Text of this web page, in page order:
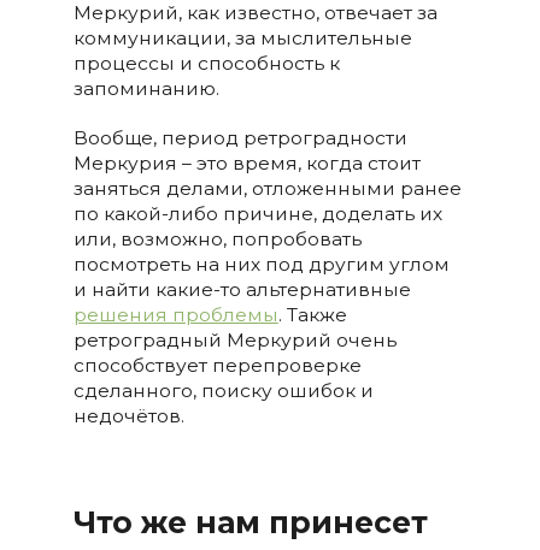
Меркурий, как известно, отвечает за
коммуникации, за мыслительные
процессы и способность к
запоминанию.
Вообще, период ретроградности
Меркурия – это время, когда стоит
заняться делами, отложенными ранее
по какой-либо причине, доделать их
или, возможно, попробовать
посмотреть на них под другим углом
и найти какие-то альтернативные
решения проблемы. Также
ретроградный Меркурий очень
способствует перепроверке
сделанного, поиску ошибок и
недочётов.
Что же нам принесет